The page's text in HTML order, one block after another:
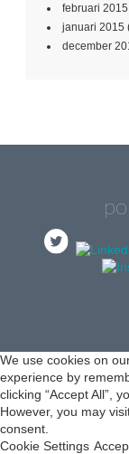
februari 2015
januari 2015
december
We use cookies on
experience by
clicking “Accept All”,
However, you may
consent.
Cookie Settings